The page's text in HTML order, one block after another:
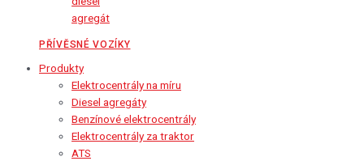
PŘÍVĚSNÉ VOZÍKY
Produkty
Elektrocentrály na míru
Diesel agregáty
Benzínové elektrocentrály
Elektrocentrály za traktor
ATS